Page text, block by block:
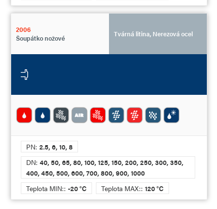
2006
Šoupátko nožové
Tvárná litina, Nerezová ocel
PN:2.5, 6, 10, 8
DN:40, 50, 65, 80, 100, 125, 150, 200, 250, 300, 350,
400, 450, 500, 600, 700, 800, 900, 1000
Teplota MIN::-20 °C Teplota MAX::120 °C